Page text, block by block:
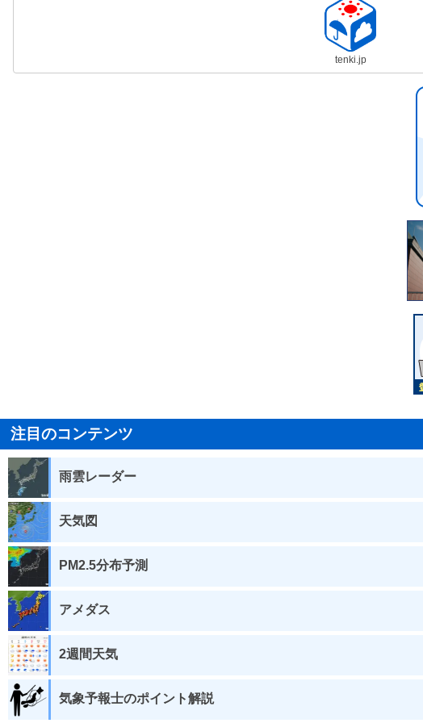
tenki.jp
注目のコンテンツ
雨雲レーダー
天気図
PM2.5分布予測
アメダス
2週間天気
気象予報士のポイント解説